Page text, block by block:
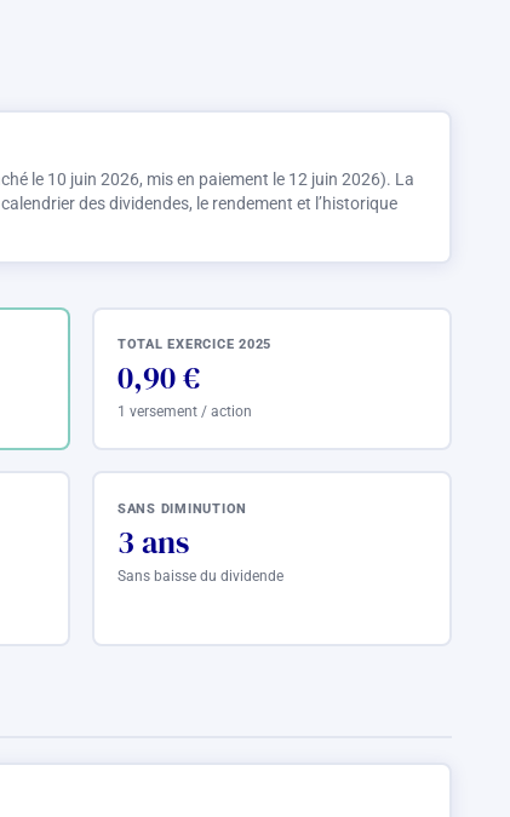
le 10 juin 2026, mis en paiement le 12 juin 2026). La
des dividendes, le rendement et l’historique
TOTAL EXERCICE 2025
0,90 €
1 versement / action
SANS DIMINUTION
3 ans
Sans baisse du dividende